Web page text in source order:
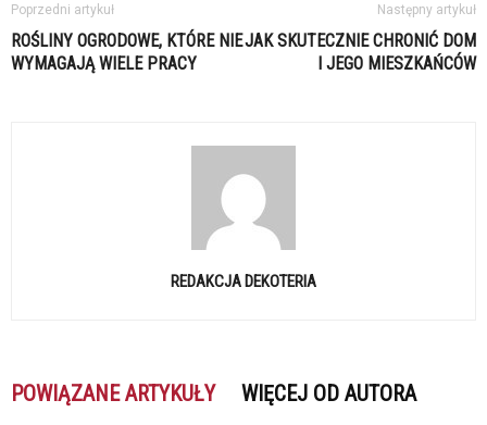
Poprzedni artykuł
ROŚLINY OGRODOWE, KTÓRE NIE
WYMAGAJĄ WIELE PRACY
Następny artykuł
JAK SKUTECZNIE CHRONIĆ DOM
I JEGO MIESZKAŃCÓW
REDAKCJA DEKOTERIA
POWIĄZANE ARTYKUŁY WIĘCEJ OD AUTORA